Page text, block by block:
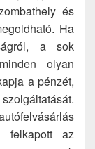
és
Ha
a sok
olyan
a pénzét,
felkapott az